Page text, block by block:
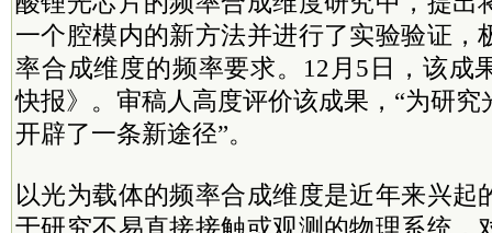
一个腔模内的新方法并进行了实验验证，
率合成维度的频率要求。12月5日，该成
快报》。审稿人高度评价该成果，“为研
开辟了一条新途径”。
以光为载体的频率合成维度是近年来兴起